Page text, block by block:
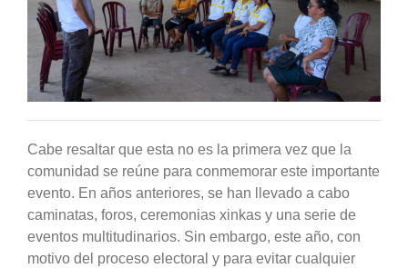
Cabe resaltar que esta no es la primera vez que la
comunidad se reúne para conmemorar este importante
evento. En años anteriores, se han llevado a cabo
caminatas, foros, ceremonias xinkas y una serie de
eventos multitudinarios. Sin embargo, este año, con
motivo del proceso electoral y para evitar cualquier